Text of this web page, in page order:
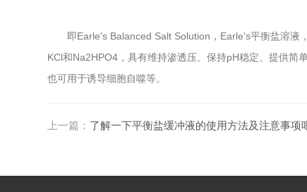
即Earle's Balanced Salt Solution，Earle's平衡盐溶液，
KCl和Na2HPO4，具有维持渗透压、保持pH稳定、提供简
也可用于诱导细胞自噬等。
上一篇： 了解一下平衡盐缓冲液的使用方法及注意事项